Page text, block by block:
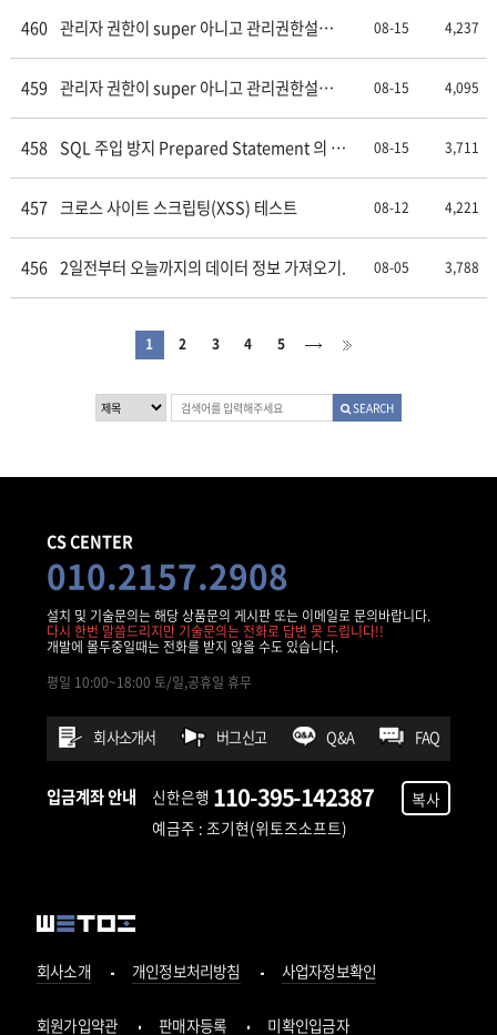
창.
460 관리자 권한이 super 아니고 관리권한설정
때 부여받은 메뉴로 바로 접속되도록 처리 (2)
08-15 4,237
459 관리자 권한이 super 아니고 관리권한설정
때 부여받은 메뉴로 바로 접속되도록 처리 (1)
08-15 4,095
458 SQL 주입 방지 Prepared Statement 의 생
08-15 3,711
457 크로스 사이트 스크립팅(XSS) 테스트 08-12 4,221
456 2일전부터 오늘까지의 데이터 정보 가져오기. 08-05 3,788
1 2 3 4 5
SEARCH
CS CENTER
010.2157.2908
설치 및 기술문의는 해당 상품문의 게시판 또는 이메일로 문의바랍니다.
다시 한번 말씀드리지만 기술문의는 전화로 답변 못 드립니다!!
개발에 몰두중일때는 전화를 받지 않을 수도 있습니다.
평일 10:00~18:00 토/일,공휴일 휴무
회사소개서 버그신고 Q&A FAQ
입금계좌 안내 신한은행 110-395-142387
복사
예금주 : 조기현(위토즈소프트)
회사소개 개인정보처리방침 사업자정보확인
회원가입약관 판매자등록 미확인입금자